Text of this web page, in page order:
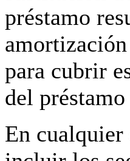
préstamo
para cubrir
del
En